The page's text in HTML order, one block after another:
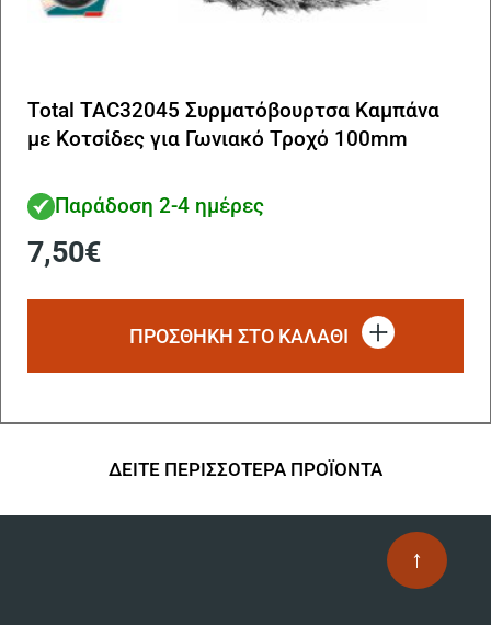
Total TAC32045 Συρματόβουρτσα Καμπάνα
με Κοτσίδες για Γωνιακό Τροχό 100mm
Παράδοση 2-4 ημέρες
7,50€
ΠΡΟΣΘΗΚΗ ΣΤΟ ΚΑΛΑΘΙ
ΔΕΙΤΕ ΠΕΡΙΣΣΟΤΕΡΑ ΠΡΟΪΟΝΤΑ
↑